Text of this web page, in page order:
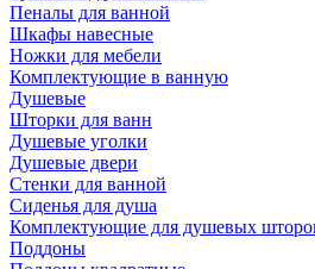
Пеналы для ванной
Шкафы навесные
Ножки для мебели
Комплектующие в ванную
Душевые
Шторки для ванн
Душевые уголки
Душевые двери
Стенки для ванной
Сиденья для душа
Комплектующие для душевых
Поддоны